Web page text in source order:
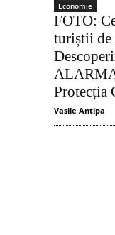
Economie
FOTO:
turiștii de
Protecția
Vasile Antipa